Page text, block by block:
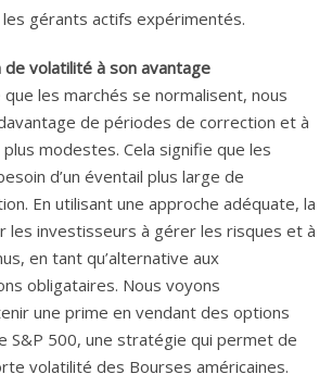
gérants actifs expérimentés.
volatilité à son avantage
les marchés se normalisent, nous
de périodes de correction et à
modestes. Cela signifie que les
d’un éventail plus large de
En utilisant une approche adéquate, la
les investisseurs à gérer les risques et à
en tant qu’alternative aux
obligataires. Nous voyons
une prime en vendant des options
S&P 500, une stratégie qui permet de
volatilité des Bourses américaines.